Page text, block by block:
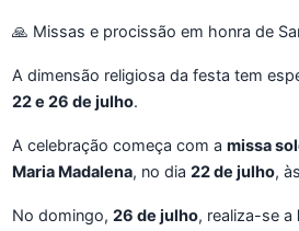
🙏 Missas e procissão em honra de
A dimensão religiosa da festa tem
22 e 26 de julho.
A celebração começa com a missa
Maria Madalena, no dia 22 de julho, às
No domingo, 26 de julho, realiza-se a